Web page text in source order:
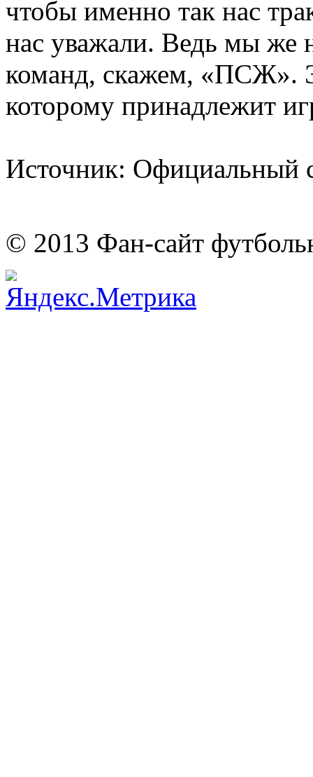
чтобы именно так нас
нас уважали. Ведь мы же
команд, скажем, «ПСЖ».
которому принадлежит
Источник:
© 2013 Фан-сайт